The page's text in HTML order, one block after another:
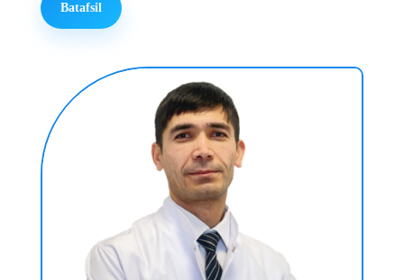
Batafsil